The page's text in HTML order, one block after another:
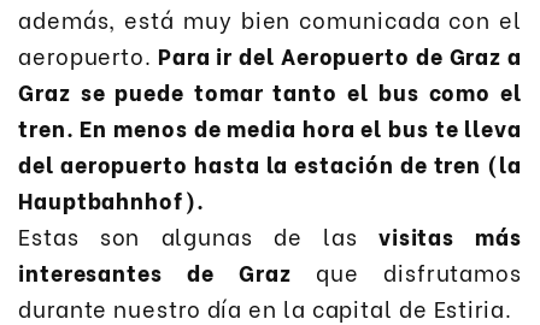
además, está muy bien comunicada con el
aeropuerto. Para ir del Aeropuerto de Graz a
Graz se puede tomar tanto el bus como el
tren. En menos de media hora el bus te lleva
del aeropuerto hasta la estación de tren (la
Hauptbahnhof).
Estas son algunas de las visitas más
interesantes de Graz que disfrutamos
durante nuestro día en la capital de Estiria.